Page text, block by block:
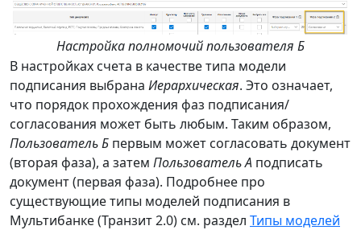
Настройка полномочий пользователя Б
В настройках счета в качестве типа модели
подписания выбрана Иерархическая. Это означает,
что порядок прохождения фаз подписания/
согласования может быть любым. Таким образом,
Пользователь Б первым может согласовать документ
(вторая фаза), а затем Пользователь А подписать
документ (первая фаза). Подробнее про
существующие типы моделей подписания в
Мультибанке (Транзит 2.0) см. раздел Типы моделей